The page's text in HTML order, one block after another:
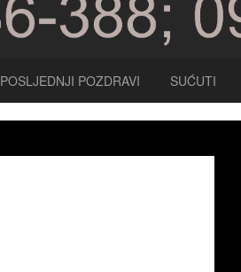
POSLJEDNJI POZDRAVI SUĆUTI